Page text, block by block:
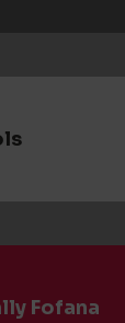
Fofana